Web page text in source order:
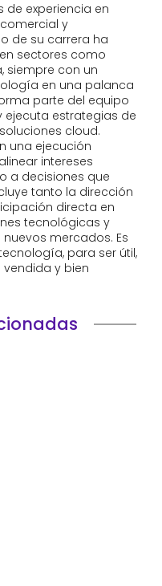
de experiencia en
y
de su carrera ha
sectores como
siempre con un
en una palanca
parte del equipo
ejecuta estrategias de
cloud.
una ejecución
intereses
a decisiones que
tanto la dirección
directa en
tecnológicas y
mercados. Es
para ser útil,
y bien